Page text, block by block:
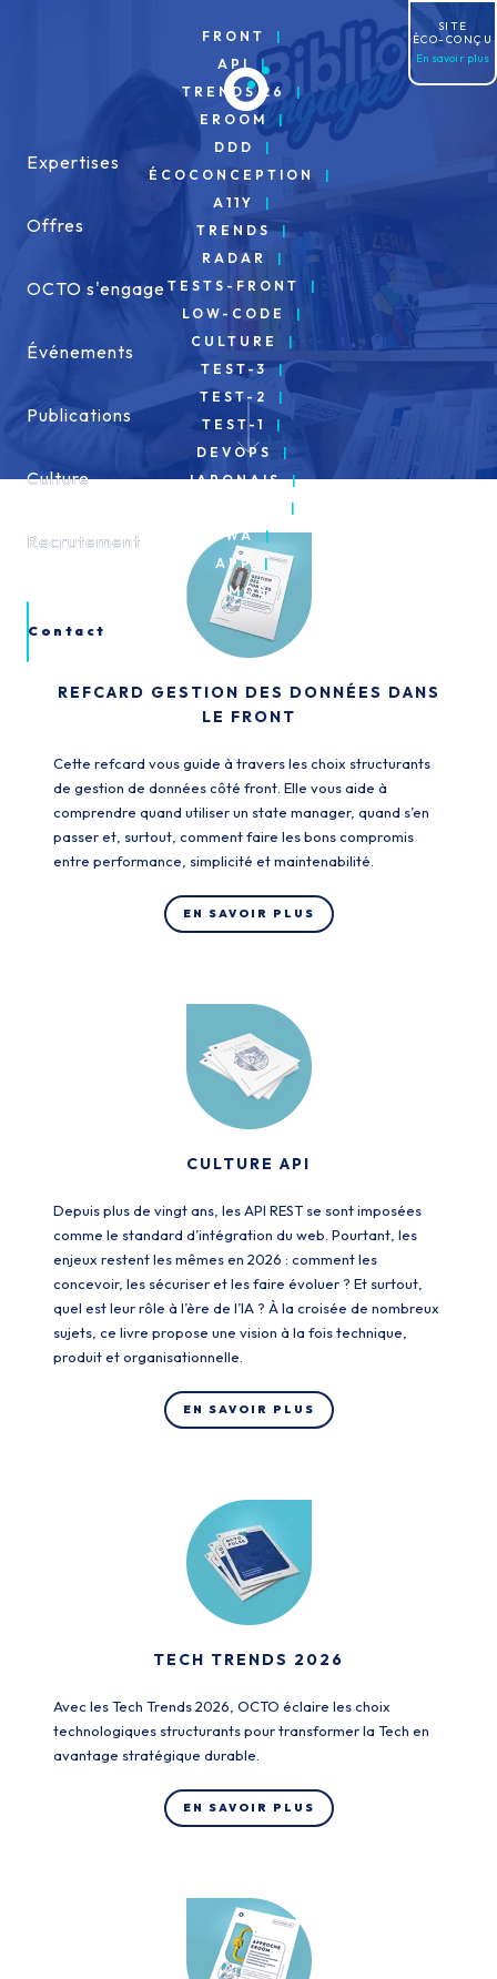
Expertises
Expertises
Offres
Offres
OCTO s'engage
OCTO s'engage
Événements
Événements
Publications
Publications
Culture
Culture
Recrutement
Recrutement
Contact
SITE
ÉCO-CONÇU
En savoir plus
FRONT
API
TRENDS 26
EROOM
DDD
ÉCOCONCEPTION
A11Y
TRENDS
RADAR
TESTS-FRONT
LOW-CODE
CULTURE
TEST-3
TEST-2
TEST-1
DEVOPS
JAPONAIS
PWA
APP
MOB
REFCARD GESTION DES DONNÉES DANS
LE FRONT
Cette refcard vous guide à travers les choix structurants
de gestion de données côté front. Elle vous aide à
comprendre quand utiliser un state manager, quand s’en
passer et, surtout, comment faire les bons compromis
entre performance, simplicité et maintenabilité.
EN SAVOIR PLUS
CULTURE API
Depuis plus de vingt ans, les API REST se sont imposées
comme le standard d’intégration du web. Pourtant, les
enjeux restent les mêmes en 2026 : comment les
concevoir, les sécuriser et les faire évoluer ? Et surtout,
quel est leur rôle à l’ère de l’IA ? À la croisée de nombreux
sujets, ce livre propose une vision à la fois technique,
produit et organisationnelle.
EN SAVOIR PLUS
TECH TRENDS 2026
Avec les Tech Trends 2026, OCTO éclaire les choix
technologiques structurants pour transformer la Tech en
avantage stratégique durable.
EN SAVOIR PLUS